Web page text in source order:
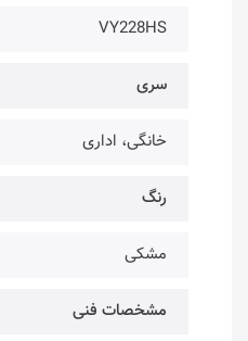
VY228HS
سری
خانگی، اداری
رنگ
مشکی
مشخصات فنی